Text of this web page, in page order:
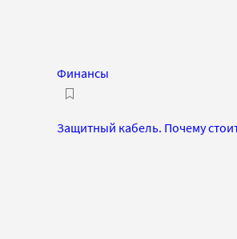
Финансы
Защитный кабель. Почему